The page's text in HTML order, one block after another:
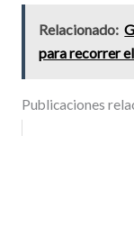
Relacionado:
para recorrer
Publicaciones